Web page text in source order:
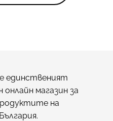
единственият
магазин за
на